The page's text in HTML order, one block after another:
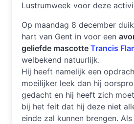
Lustrumweek voor deze
Op maandag 8 december
hart van Gent in voor een
geliefde mascotte Trancis
welbekend natuurlijk.
Hij heeft namelijk een
moeilijker leek dan hij
gedacht en hij heeft zich
bij het feit dat hij deze niet
einde zal kunnen brengen.